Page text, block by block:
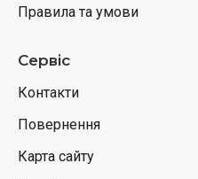
Правила та умови
Сервіс
Контакти
Повернення
Карта сайту